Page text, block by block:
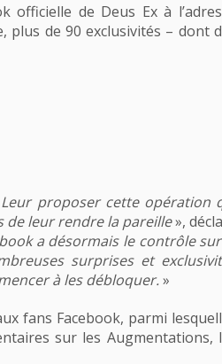
de Deus Ex à
plus de 90 exclusivités – dont
proposer cette opération
de leur rendre la pareille»,
a désormais le contrôle
surprises et
à les débloquer.»
fans Facebook, parmi
sur les Augmentations,